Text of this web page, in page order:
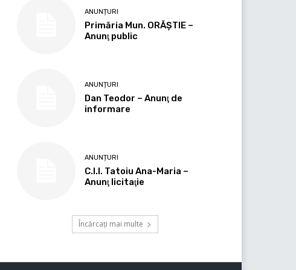
ANUNȚURI
Primăria Mun. ORĂȘTIE –
Anunţ public
ANUNȚURI
Dan Teodor – Anunţ de
informare
ANUNȚURI
C.I.I. Tatoiu Ana-Maria –
Anunţ licitaţie
Încărcați mai multe